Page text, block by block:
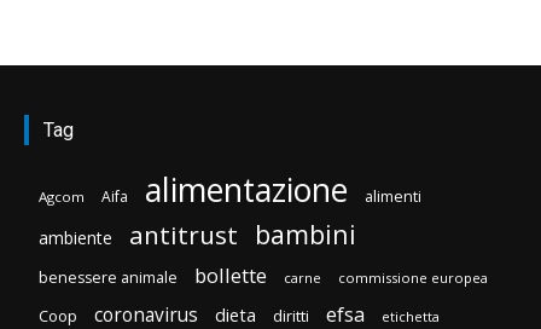
Tag
Agcom Aifa alimentazione alimenti
ambiente antitrust bambini
benessere animale bollette carne commissione europea
Coop coronavirus dieta diritti efsa etichetta